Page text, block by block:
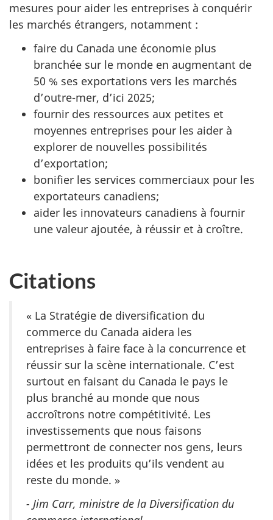
mesures pour aider les entreprises à conquérir
les marchés étrangers, notamment :
faire du Canada une économie plus
branchée sur le monde en augmentant de
50 % ses exportations vers les marchés
d’outre-mer, d’ici 2025;
fournir des ressources aux petites et
moyennes entreprises pour les aider à
explorer de nouvelles possibilités
d’exportation;
bonifier les services commerciaux pour les
exportateurs canadiens;
aider les innovateurs canadiens à fournir
une valeur ajoutée, à réussir et à croître.
Citations
« La Stratégie de diversification du
commerce du Canada aidera les
entreprises à faire face à la concurrence et
réussir sur la scène internationale. C’est
surtout en faisant du Canada le pays le
plus branché au monde que nous
accroîtrons notre compétitivité. Les
investissements que nous faisons
permettront de connecter nos gens, leurs
idées et les produits qu’ils vendent au
reste du monde. »
- Jim Carr, ministre de la Diversification du